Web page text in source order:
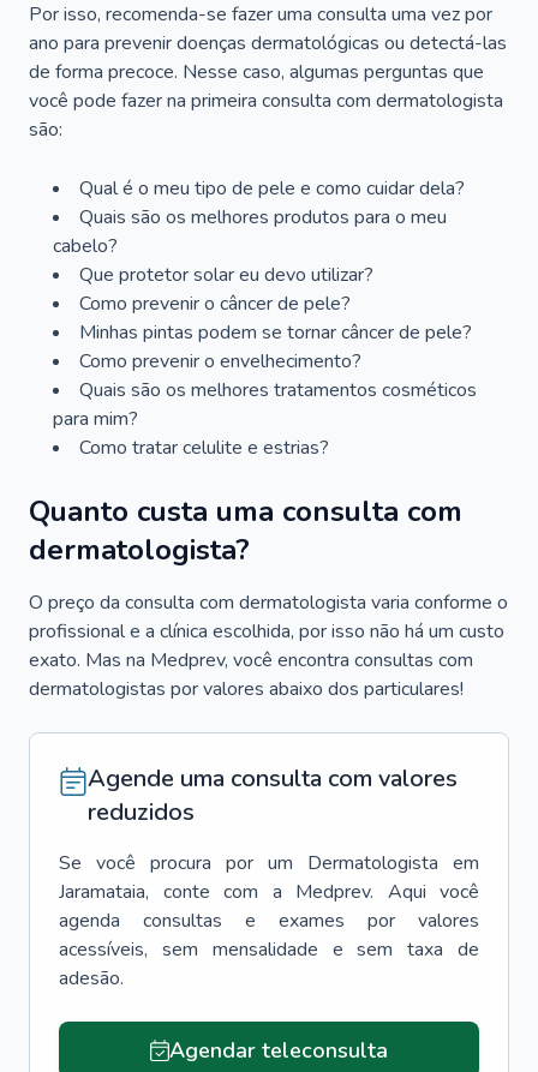
Por isso, recomenda-se fazer uma consulta uma vez por
ano para prevenir doenças dermatológicas ou detectá-las
de forma precoce. Nesse caso, algumas perguntas que
você pode fazer na primeira consulta com dermatologista
são:
Qual é o meu tipo de pele e como cuidar dela?
Quais são os melhores produtos para o meu
cabelo?
Que protetor solar eu devo utilizar?
Como prevenir o câncer de pele?
Minhas pintas podem se tornar câncer de pele?
Como prevenir o envelhecimento?
Quais são os melhores tratamentos cosméticos
para mim?
Como tratar celulite e estrias?
Quanto custa uma consulta com
dermatologista?
O preço da consulta com dermatologista varia conforme o
profissional e a clínica escolhida, por isso não há um custo
exato. Mas na Medprev, você encontra consultas com
dermatologistas por valores abaixo dos particulares!
Agende uma consulta com valores
reduzidos
Se você procura por um Dermatologista em
Jaramataia, conte com a Medprev. Aqui você
agenda consultas e exames por valores
acessíveis, sem mensalidade e sem taxa de
adesão.
Agendar teleconsulta